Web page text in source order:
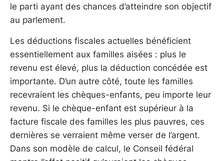
le parti ayant des chances d’atteindre son objectif
au parlement.
Les déductions fiscales actuelles bénéficient
essentiellement aux familles aisées : plus le
revenu est élevé, plus la déduction concédée est
importante. D’un autre côté, toute les familles
recevraient les chèques-enfants, peu importe leur
revenu. Si le chèque-enfant est supérieur à la
facture fiscale des familles les plus pauvres, ces
dernières se verraient même verser de l’argent.
Dans son modèle de calcul, le Conseil fédéral